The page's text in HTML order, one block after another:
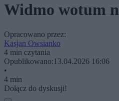
Widmo wotum
Opracowano przez:
Kasjan Owsianko
4 min czytania
Opublikowano:13.04.2026 16:06
•
4 min
Dołącz do dyskusji!